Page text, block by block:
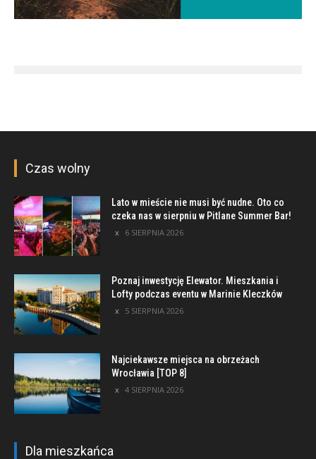
Czas wolny
Lato w mieście nie musi być nudne. Oto co
czeka nas w sierpniu w Pitlane Summer Bar!
6 SIERPNIA 2026
Poznaj inwestycję Elewator. Mieszkania i
Lofty podczas eventu w Marinie Kleczków
5 SIERPNIA 2026
Najciekawsze miejsca na obrzeżach
Wrocławia [TOP 8]
4 SIERPNIA 2026
Dla mieszkańca